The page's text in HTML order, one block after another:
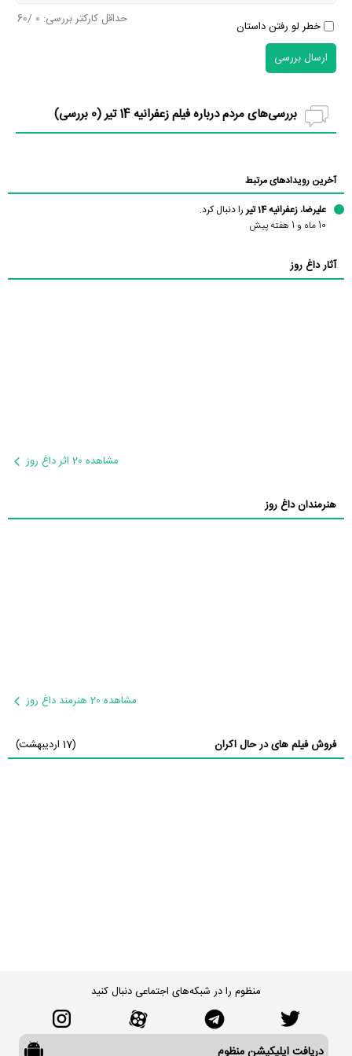
خطر لو رفتن داستان حداقل کارکتر بررسی: 0
/60
ارسال بررسی
بررسی‌های مردم درباره فیلم زعفرانیه 14 تیر ( 0 بررسی)
آخرین رویدادهای مرتبط
علیرضا، زعفرانیه 14 تیر
را دنبال کرد.
10 ماه و 1 هفته پیش
آثار داغ روز
مشاهده 20 اثر داغ روز
هنرمندان داغ روز
مشاهده 20 هنرمند داغ روز
فروش فیلم های در حال اکران (17 اردیبهشت)
منظوم را در شبکه‌های اجتماعی دنبال کنید
دریافت اپلیکیشن منظوم